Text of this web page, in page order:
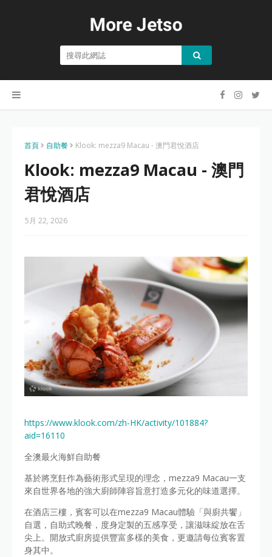
首頁 自助餐 Klook: mezza9 Macau - 澳門君悅酒店
Klook: mezza9 Macau - 澳門
君悅酒店
5月 22, 2026
https://www.klook.com/zh-HK/activity/101884?
aid=16110
全澳最火海鮮自助餐
基於將烹飪作為藝術形式呈現的理念，mezza9 Macau一支
來自世界各地的強大廚師陣容旨意打造多元化的味道選擇。
在酒店三樓，賓客可以在mezza9 Macau體驗「與廚共饗」
自選，自助式晚餐，度身定製的五感享受，讓滋味綻放在舌
尖上。開放式廚房提供豐富多樣的美食，更邀請每位賓客置
身其中。